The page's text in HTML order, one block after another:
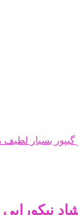
بسیار لطیف
نیکورایی